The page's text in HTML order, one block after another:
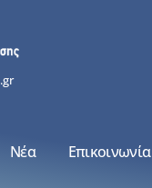
Νέα Επικοινωνία